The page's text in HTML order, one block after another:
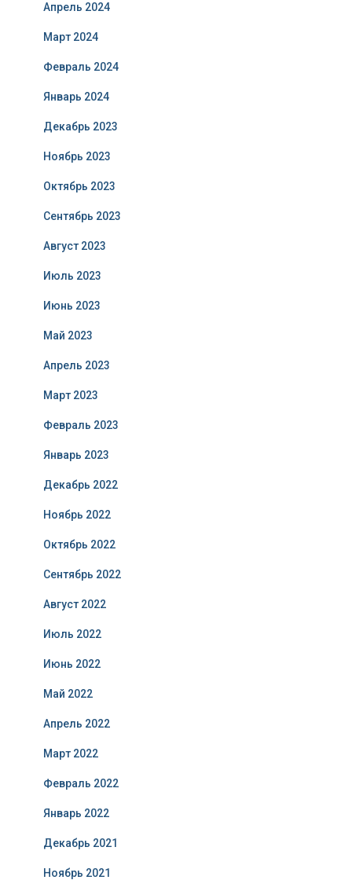
Апрель 2024
Март 2024
Февраль 2024
Январь 2024
Декабрь 2023
Ноябрь 2023
Октябрь 2023
Сентябрь 2023
Август 2023
Июль 2023
Июнь 2023
Май 2023
Апрель 2023
Март 2023
Февраль 2023
Январь 2023
Декабрь 2022
Ноябрь 2022
Октябрь 2022
Сентябрь 2022
Август 2022
Июль 2022
Июнь 2022
Май 2022
Апрель 2022
Март 2022
Февраль 2022
Январь 2022
Декабрь 2021
Ноябрь 2021